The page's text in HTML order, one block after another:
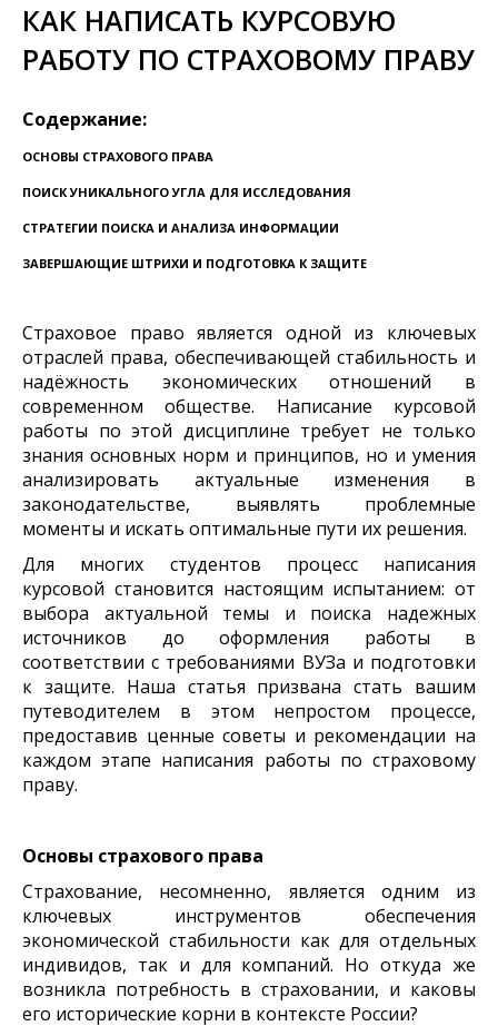
КАК НАПИСАТЬ КУРСОВУЮ
РАБОТУ ПО СТРАХОВОМУ ПРАВУ
Содержание:
ОСНОВЫ СТРАХОВОГО ПРАВА
ПОИСК УНИКАЛЬНОГО УГЛА ДЛЯ ИССЛЕДОВАНИЯ
СТРАТЕГИИ ПОИСКА И АНАЛИЗА ИНФОРМАЦИИ
ЗАВЕРШАЮЩИЕ ШТРИХИ И ПОДГОТОВКА К ЗАЩИТЕ
Страховое право является одной из ключевых
отраслей права, обеспечивающей стабильность и
надёжность экономических отношений в
современном обществе. Написание курсовой
работы по этой дисциплине требует не только
знания основных норм и принципов, но и умения
анализировать актуальные изменения в
законодательстве, выявлять проблемные
моменты и искать оптимальные пути их решения.
Для многих студентов процесс написания
курсовой становится настоящим испытанием: от
выбора актуальной темы и поиска надежных
источников до оформления работы в
соответствии с требованиями ВУЗа и подготовки
к защите. Наша статья призвана стать вашим
путеводителем в этом непростом процессе,
предоставив ценные советы и рекомендации на
каждом этапе написания работы по страховому
праву.
Основы страхового права
Страхование, несомненно, является одним из
ключевых инструментов обеспечения
экономической стабильности как для отдельных
индивидов, так и для компаний. Но откуда же
возникла потребность в страховании, и каковы
его исторические корни в контексте России?